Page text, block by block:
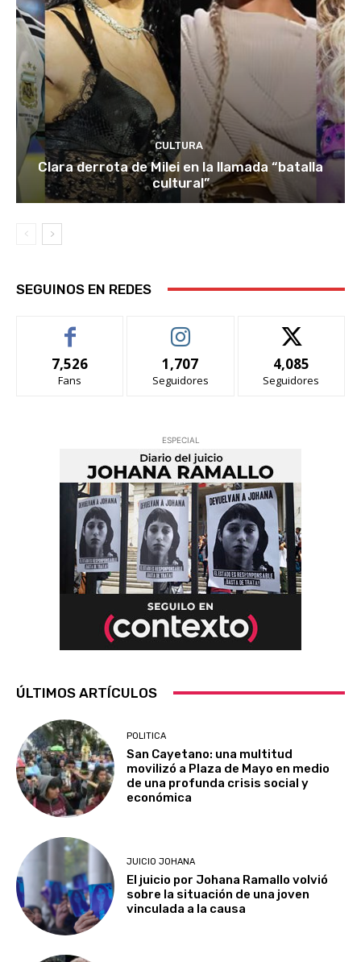
CULTURA
Clara derrota de Milei en la llamada “batalla
cultural”
SEGUINOS EN REDES
7,526
Fans
1,707
Seguidores
4,085
Seguidores
ESPECIAL
ÚLTIMOS ARTÍCULOS
POLITICA
San Cayetano: una multitud
movilizó a Plaza de Mayo en medio
de una profunda crisis social y
económica
JUICIO JOHANA
El juicio por Johana Ramallo volvió
sobre la situación de una joven
vinculada a la causa